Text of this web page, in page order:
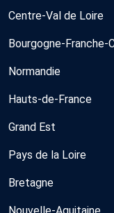
Centre-Val de Loire
Bourgogne-Franche-
Normandie
Hauts-de-France
Grand Est
Pays de la Loire
Bretagne
Nouvelle-Aquitaine